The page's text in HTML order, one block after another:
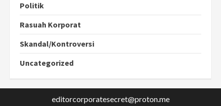
Politik
Rasuah Korporat
Skandal/Kontroversi
Uncategorized
editorcorporatesecret@proton.me